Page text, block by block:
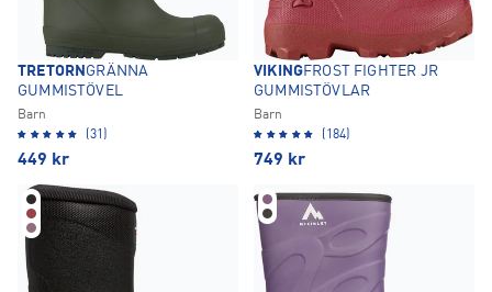
TRETORN GRÄNNA
GUMMISTÖVEL
Barn
(31)
449 kr
VIKINGFROST FIGHTER JR
GUMMISTÖVLAR
Barn
(184)
749 kr